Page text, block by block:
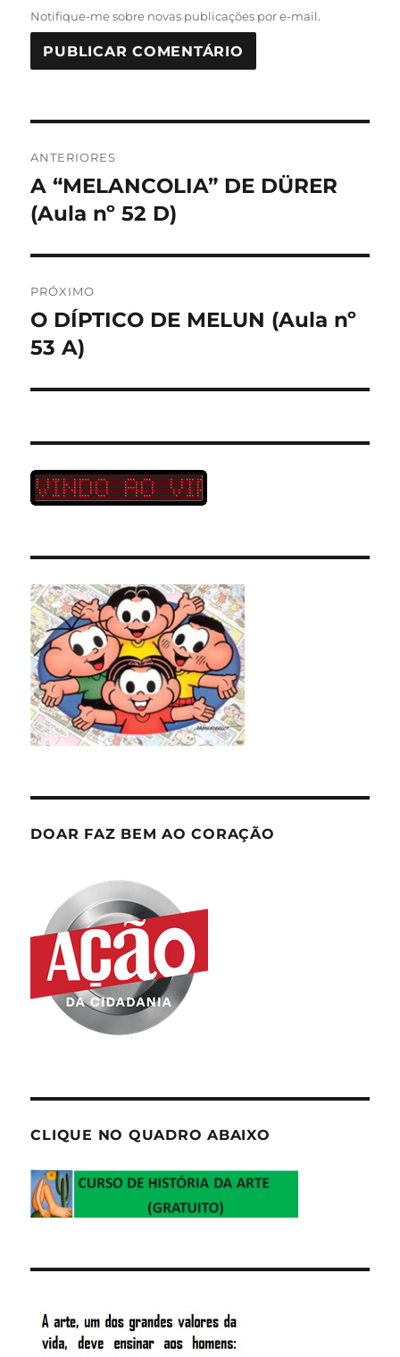
Notifique-me sobre novas publicações por e-mail.
de
Post
ANTERIORES
Post
anterior:
A “MELANCOLIA” DE DÜRER
(Aula nº 52 D)
PRÓXIMO
Próximo
post:
O DÍPTICO DE MELUN (Aula nº
53 A)
DOAR FAZ BEM AO CORAÇÃO
CLIQUE NO QUADRO ABAIXO